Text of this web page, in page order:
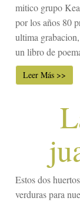
mitico grupo
por los años 80
ultima
un libro de
Leer Más >>
Estos dos
verduras para